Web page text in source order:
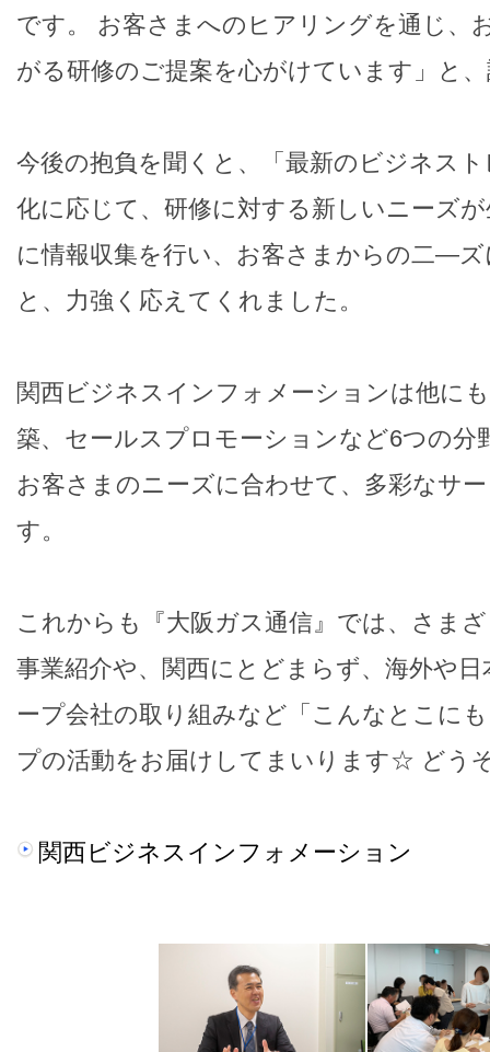
です。 お客さまへのヒアリングを通じ、
がる研修のご提案を心がけています」と
今後の抱負を聞くと、「最新のビジネス
化に応じて、研修に対する新しいニーズ
に情報収集を行い、お客さまからの二―
と、力強く応えてくれました。
関西ビジネスインフォメーションは他に
築、セールスプロモーションなど6つの分
お客さまのニーズに合わせて、多彩なサ
す。
これからも『大阪ガス通信』では、さま
事業紹介や、関西にとどまらず、海外や
ープ会社の取り組みなど「こんなとこに
プの活動をお届けしてまいります☆ どう
関西ビジネスインフォメーション